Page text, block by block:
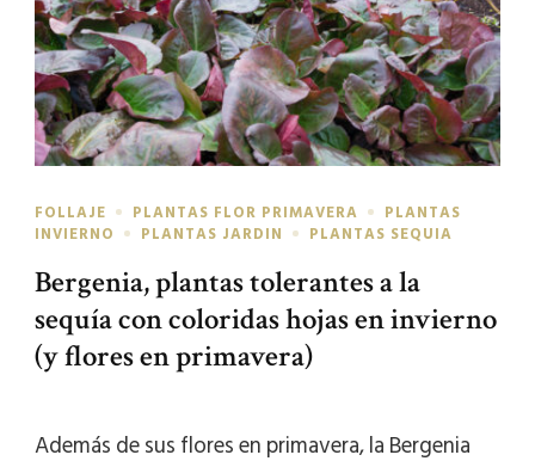
FOLLAJE PLANTAS FLOR PRIMAVERA
PLANTAS
INVIERNO
PLANTAS JARDIN PLANTAS SEQUIA
Bergenia, plantas tolerantes a la
sequía con coloridas hojas en invierno
(y flores en primavera)
Además de sus flores en primavera, la Bergenia